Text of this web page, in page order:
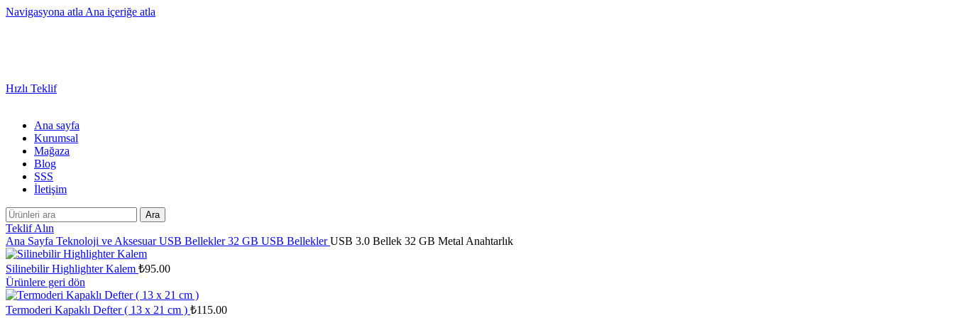
Navigasyona atla Ana içeriğe atla
Hızlı Teklif
Ana sayfa
Kurumsal
Mağaza
Blog
SSS
İletişim
Ara
Teklif Alın
Ana Sayfa Teknoloji ve AksesuarUSB Bellekler32 GB USB BelleklerUSB 3.0 Bellek 32 GB Metal Anahtarlık
Silinebilir Highlighter Kalem ₺95.00
Ürünlere geri dön
Termoderi Kapaklı Defter ( 13 x 21 cm ) ₺115.00